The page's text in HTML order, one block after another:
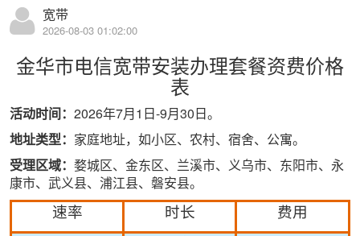
宽带
2026-08-03 01:02:00
金华市电信宽带安装办理套餐资费价格
表
活动时间： 2026年7月1日-9月30日。
地址类型： 家庭地址，如小区、农村、宿舍、公寓。
受理区域： 婺城区、金东区、兰溪市、义乌市、东阳市、永
康市、武义县、浦江县、磐安县。
速率 时长
费用